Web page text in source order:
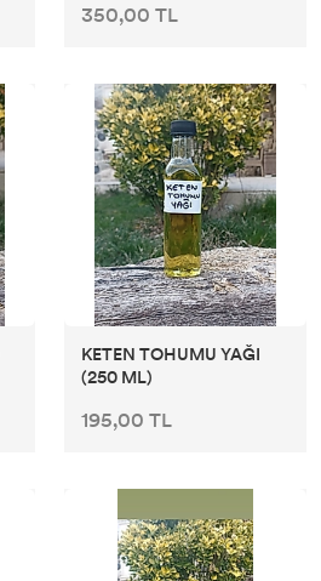
350,00 TL
KETEN TOHUMU YAĞI
(250 ML)
195,00 TL